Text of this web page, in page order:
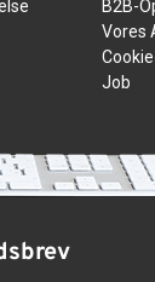
B2B-
Vores
Job